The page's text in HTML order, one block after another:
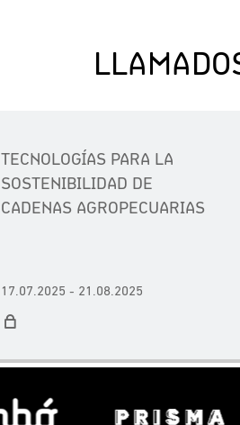
TECNOLOGÍAS PARA LA
SOSTENIBILIDAD DE
CADENAS AGROPECUARIAS
17.07.2025 - 21.08.2025